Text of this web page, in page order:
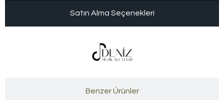
Satın Alma Seçenekleri
Benzer Ürünler